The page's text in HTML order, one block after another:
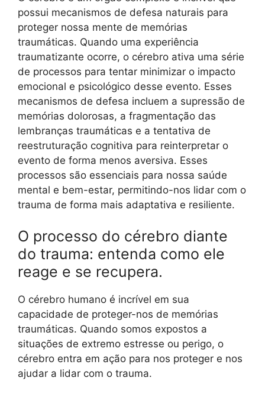
possui mecanismos de defesa naturais para
proteger nossa mente de memórias
traumáticas. Quando uma experiência
traumatizante ocorre, o cérebro ativa uma série
de processos para tentar minimizar o impacto
emocional e psicológico desse evento. Esses
mecanismos de defesa incluem a supressão de
memórias dolorosas, a fragmentação das
lembranças traumáticas e a tentativa de
reestruturação cognitiva para reinterpretar o
evento de forma menos aversiva. Esses
processos são essenciais para nossa saúde
mental e bem-estar, permitindo-nos lidar com o
trauma de forma mais adaptativa e resiliente.
O processo do cérebro diante
do trauma: entenda como ele
reage e se recupera.
O cérebro humano é incrível em sua
capacidade de proteger-nos de memórias
traumáticas. Quando somos expostos a
situações de extremo estresse ou perigo, o
cérebro entra em ação para nos proteger e nos
ajudar a lidar com o trauma.